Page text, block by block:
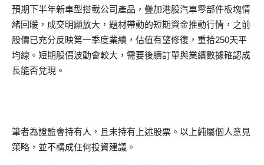
預期下半年新車型搭載公司產品，疊加港股汽車零部件板塊情
緒回暖，成交明顯放大，題材帶動的短期資金推動行情，之前
股價已充分反映第一季度業績，估值有望修復，重拾250天平
均線。短期股價波動會較大，需要後續訂單與業績數據確認成
長能否兌現。
筆者為證監會持有人，且未持有上述股票。以上純屬個人意見
策略，並不構成任何投資建議。